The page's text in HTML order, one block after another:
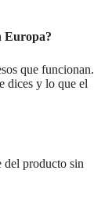
Europa?
que funcionan.
dices y lo que el
del producto sin